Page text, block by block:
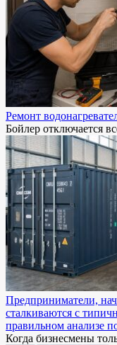
Ремонт
Бойлер отключается
Предприниматели,
сталкиваются с
правильном анализе
Когда бизнесмены